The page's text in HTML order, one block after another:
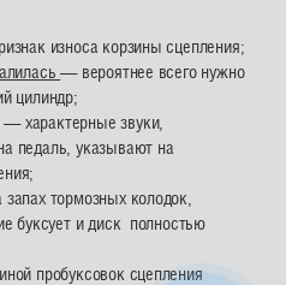
износа корзины сцепления;
— вероятнее всего нужно
цилиндр;
— характерные звуки,
педаль, указывают на
тормозных колодок,
буксует и диск полностью
пробуксовок сцепления